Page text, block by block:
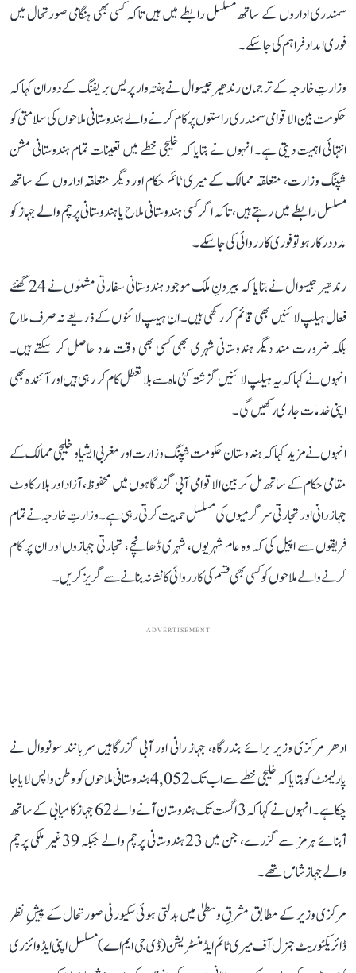
سمندری اداروں کے ساتھ مسلسل رابطے میں ہیں تاکہ کسی بھی ہنگامی صورتحال میں
فوری امداد فراہم کی جا سکے۔
وزارتِ خارجہ کے ترجمان رندھیر جیسوال نے ہفتہ وار پریس بریفنگ کے دوران کہا کہ
حکومت بین الاقوامی سمندری راستوں پر کام کرنے والے ہندوستانی ملاحوں کی سلامتی کو
انتہائی اہمیت دیتی ہے۔ انہوں نے بتایا کہ خلیجی خطے میں تعینات تمام ہندوستانی مشن
شپنگ وزارت، متعلقہ ممالک کے میری ٹائم حکام اور دیگر متعلقہ اداروں کے ساتھ
مسلسل رابطے میں رہتے ہیں، تاکہ اگر کسی ہندوستانی ملاح یا ہندوستانی پرچم والے جہاز کو
مدد درکار ہو تو فوری کارروائی کی جا سکے۔
رندھیر جیسوال نے بتایا کہ بیرونِ ملک موجود ہندوستانی سفارتی مشنوں نے 24 گھنٹے
فعال ہیلپ لائنیں بھی قائم کر رکھی ہیں۔ ان ہیلپ لائنوں کے ذریعے نہ صرف ملاح
بلکہ ضرورت مند دیگر ہندوستانی شہری بھی کسی بھی وقت مدد حاصل کر سکتے ہیں۔
انہوں نے کہا کہ یہ ہیلپ لائنیں گزشتہ کئی ماہ سے بلا تعطل کام کر رہی ہیں اور آئندہ بھی
اپنی خدمات جاری رکھیں گی۔
انہوں نے مزید کہا کہ ہندوستان حکومت شپنگ وزارت اور مغربی ایشیا و خلیجی ممالک کے
مقامی حکام کے ساتھ مل کر بین الاقوامی آبی گزرگاہوں میں محفوظ، آزاد اور بلا رکاوٹ
جہاز رانی اور تجارتی سرگرمیوں کی مسلسل حمایت کرتی رہی ہے۔ وزارتِ خارجہ نے تمام
فریقوں سے اپیل کی کہ وہ عام شہریوں، شہری ڈھانچے، تجارتی جہازوں اور ان پر کام
کرنے والے ملاحوں کو کسی بھی قسم کی کارروائی کا نشانہ بنانے سے گریز کریں۔
ADVERTISEMENT
ادھر مرکزی وزیر برائے بندرگاہ، جہاز رانی اور آبی گزرگاہیں سربانند سونووال نے
پارلیمنٹ کو بتایا کہ خلیجی خطے سے اب تک 4,052 ہندوستانی ملاحوں کو وطن واپس لایا جا
چکا ہے۔ انہوں نے کہا کہ 3 اگست تک ہندوستان آنے والے 62 جہاز کامیابی کے ساتھ
آبنائے ہرمز سے گزرے، جن میں 23 ہندوستانی پرچم والے جبکہ 39 غیر ملکی پرچم
والے جہاز شامل تھے۔
مرکزی وزیر کے مطابق مشرقِ وسطیٰ میں بدلتی ہوئی سکیورٹی صورتحال کے پیشِ نظر
ڈائریکٹوریٹ جنرل آف میری ٹائم ایڈمنسٹریشن (ڈی جی ایم اے) مسلسل اپنی ایڈوائزری